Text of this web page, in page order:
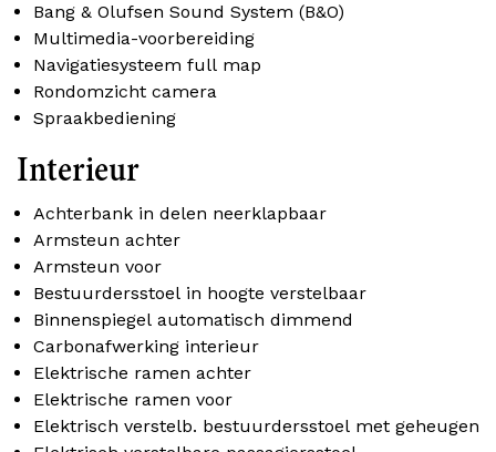
Bang & Olufsen Sound System (B&O)
Multimedia-voorbereiding
Navigatiesysteem full map
Rondomzicht camera
Spraakbediening
Interieur
Achterbank in delen neerklapbaar
Armsteun achter
Armsteun voor
Bestuurdersstoel in hoogte verstelbaar
Binnenspiegel automatisch dimmend
Carbonafwerking interieur
Elektrische ramen achter
Elektrische ramen voor
Elektrisch verstelb. bestuurdersstoel met geheugen